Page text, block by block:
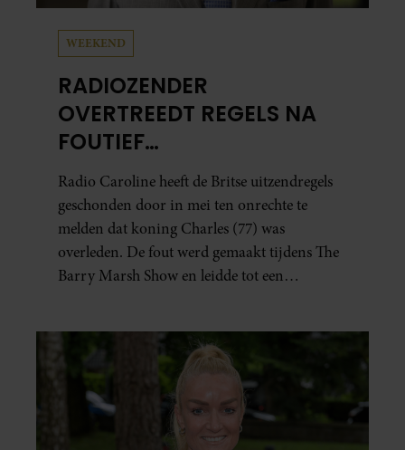
WEEKEND
RADIOZENDER
OVERTREEDT REGELS NA
FOUTIEF
OVERLIJDENSBERICHT
KONING CHARLES
Radio Caroline heeft de Britse uitzendregels
geschonden door in mei ten onrechte te
melden dat koning Charles (77) was
overleden. De fout werd gemaakt tijdens The
Barry Marsh Show en leidde tot een